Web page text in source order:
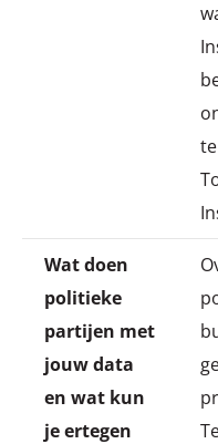
Wat doen
politieke
partijen met
jouw data
en wat kun
je ertegen